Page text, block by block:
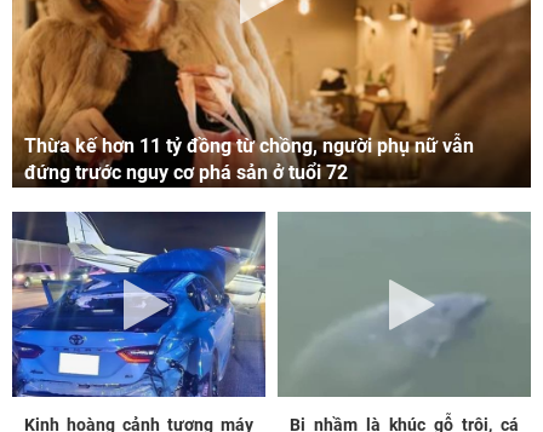
Thừa kế hơn 11 tỷ đồng từ chồng, người phụ nữ vẫn
đứng trước nguy cơ phá sản ở tuổi 72
Kinh hoàng cảnh tượng máy
Bị nhầm là khúc gỗ trôi, cá